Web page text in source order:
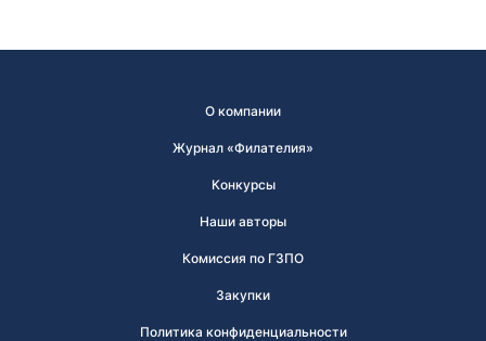
О компании
Журнал «Филателия»
Конкурсы
Наши авторы
Комиссия по ГЗПО
Закупки
Политика конфиденциальности